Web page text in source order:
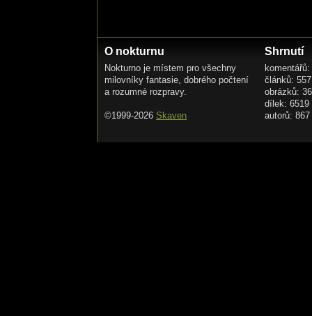
O nokturnu
Nokturno je místem pro všechny
milovníky fantasie, dobrého počtení
a rozumné rozpravy.
©1999-2026 Skaven
Shrnutí
článků: 557
obrázků:
dílek: 6519
autorů: 867